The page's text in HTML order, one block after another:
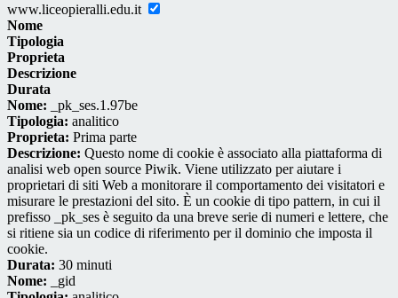
www.liceopieralli.edu.it
Nome
Tipologia
Proprieta
Descrizione
Durata
Nome: _pk_ses.1.97be
Tipologia: analitico
Proprieta: Prima parte
Descrizione: Questo nome di cookie è associato alla piattaforma di
analisi web open source Piwik. Viene utilizzato per aiutare i
proprietari di siti Web a monitorare il comportamento dei visitatori e
misurare le prestazioni del sito. È un cookie di tipo pattern, in cui il
prefisso _pk_ses è seguito da una breve serie di numeri e lettere, che
si ritiene sia un codice di riferimento per il dominio che imposta il
cookie.
Durata: 30 minuti
Nome: _gid